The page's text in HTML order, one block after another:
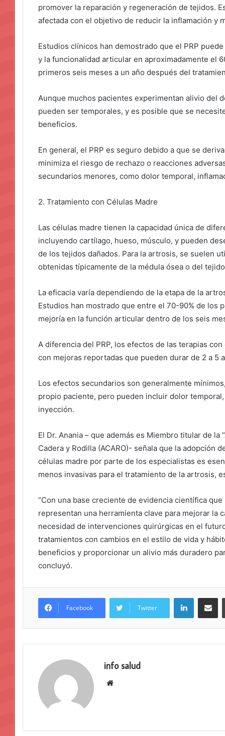
promover la reparación y regeneración de tejidos.
afectada con el objetivo de reducir la inflamación y
Estudios clínicos han demostrado que el PRP
y la funcionalidad articular en aproximadamente el
primeros seis meses a un año después del
Aunque muchos pacientes experimentan alivio del
pueden ser temporales, y es posible que se
beneficios.
En general, el PRP es seguro debido a que se
minimiza el riesgo de rechazo o reacciones
secundarios menores, como dolor temporal,
2. Tratamiento con Células Madre
Las células madre tienen la capacidad única de
incluyendo cartílago, hueso, músculo, y pueden
de los tejidos dañados. Para la artrosis, se suelen
obtenidas típicamente de la médula ósea o del
La eficacia varía dependiendo de la etapa de la
Estudios han mostrado que entre el 70-90% de los
mejoría en la función articular dentro de los seis
A diferencia del PRP, los efectos de las terapias
con mejoras reportadas que pueden durar de 2 a 5
Los efectos secundarios son generalmente
propio paciente, pero pueden incluir dolor
inyección.
El Dr. Anania – que además es Miembro titular de
Cadera y Rodilla (ACARO)- señala que la adopción
células madre por parte de los especialistas es
menos invasivas para el tratamiento de la artrosis,
“Con una base creciente de evidencia científica
representan una herramienta clave para mejorar la
necesidad de intervenciones quirúrgicas en el
tratamientos con cambios en el estilo de vida y
beneficios y proporcionar un alivio más duradero
concluyó.
Facebook Twitter
LinkedIn
info salud
Sitio